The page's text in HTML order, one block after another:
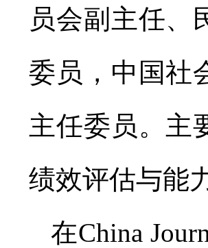
员会副主任、
委员，中国社
主任委员。主
绩效评估与能
在China